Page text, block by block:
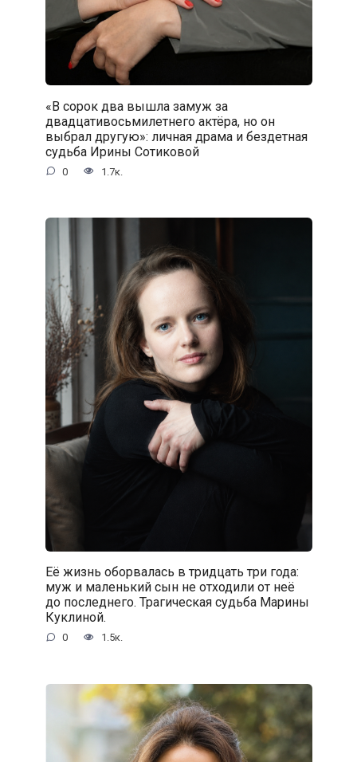
«В сорок два вышла замуж за
двадцативосьмилетнего актёра, но он
выбрал другую»: личная драма и бездетная
судьба Ирины Сотиковой
0 1.7к.
Её жизнь оборвалась в тридцать три года:
муж и маленький сын не отходили от неё
до последнего. Трагическая судьба Марины
Куклиной.
0 1.5к.